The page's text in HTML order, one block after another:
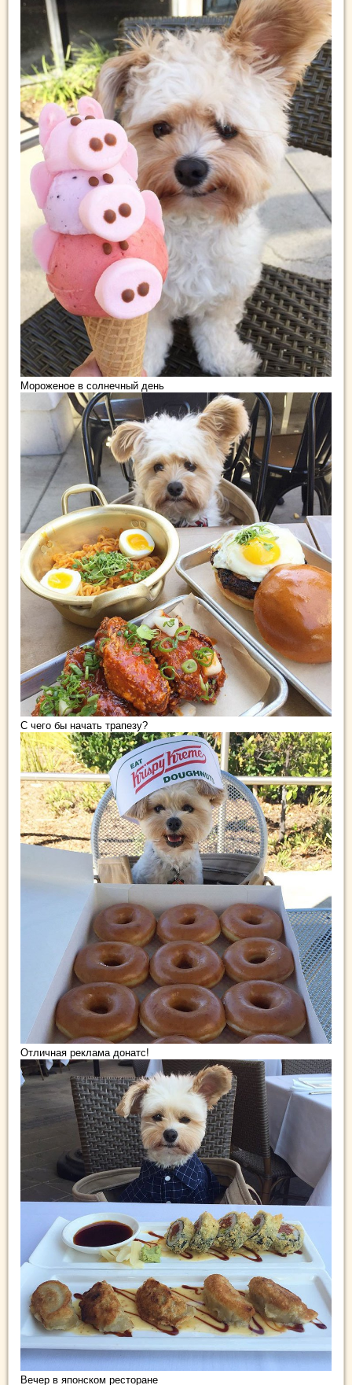
Мороженое в солнечный день
С чего бы начать трапезу?
Отличная реклама донатс!
Вечер в японском ресторане